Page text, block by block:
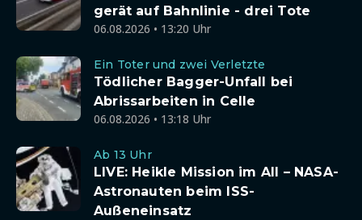
gerät auf Bahnlinie - drei Tote
06.08.2026 • 13:20 Uhr
Ein Toter und zwei Verletzte
Tödlicher Bagger-Unfall bei
Abrissarbeiten in Celle
06.08.2026 • 13:18 Uhr
Ab 13 Uhr
LIVE: Heikle Mission im All – NASA-
Astronauten beim ISS-
Außeneinsatz